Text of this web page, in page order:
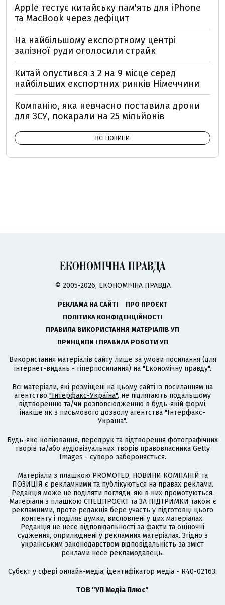
Apple тестує китайську пам'ять для iPhone
та MacBook через дефіцит
На найбільшому експортному центрі
залізної руди оголосили страйк
Китай опустився з 2 на 9 місце серед
найбільших експортних ринків Німеччини
Компанію, яка невчасно поставила дрони
для ЗСУ, покарали на 25 мільйонів
ВСІ НОВИНИ
© 2005-2026, ЕКОНОМІЧНА ПРАВДА
РЕКЛАМА НА САЙТІ
ПРО ПРОЄКТ
ПОЛІТИКА КОНФІДЕНЦІЙНОСТІ
ПРАВИЛА ВИКОРИСТАННЯ МАТЕРІАЛІВ УП
ПРИНЦИПИ І ПРАВИЛА РОБОТИ УП
Використання матеріалів сайту лише за умови посилання (для
інтернет-видань - гіперпосилання) на "Економічну правду".
Всі матеріали, які розміщені на цьому сайті із посиланням на
агентство "Інтерфакс-Україна", не підлягають подальшому
відтворенню та/чи розповсюдженню в будь-якій формі,
інакше як з письмового дозволу агентства "Інтерфакс-
Україна".
Будь-яке копіювання, передрук та відтворення фотографічних
творів та/або аудіовізуальних творів правовласника Getty
Images - суворо забороняється.
Матеріали з плашкою PROMOTED, НОВИНИ КОМПАНІЙ та
ПОЗИЦІЯ є рекламними та публікуються на правах реклами.
Редакція може не поділяти погляди, які в них промотуються.
Матеріали з плашкою СПЕЦПРОЄКТ та ЗА ПІДТРИМКИ також є
рекламними, проте редакція бере участь у підготовці цього
контенту і поділяє думки, висловлені у цих матеріалах.
Редакція не несе відповідальності за факти та оціночні
судження, оприлюднені у рекламних матеріалах. Згідно з
українським законодавством відповідальність за зміст
реклами несе рекламодавець.
Cубєкт у сфері онлайн-медіа; ідентифікатор медіа - R40-02163.
ТОВ "УП Медіа Плюс"